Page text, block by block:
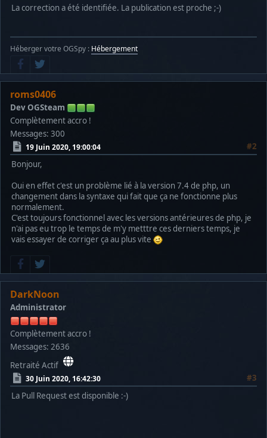
}
die("Parsing Error");
}
logging("Ressources : Insertion table :
$query =
"INSERT INTO
(user_id, date, pos_galaxie,
VALUES ($uid, $timestamp,
$db->sql_query($query);
$idInsert = $db->sql_insertid();
logging("Ressources : Insertion table :
logging("Ressources : Insertion table :
$query =
"INSERT INTO
(id_eXpedition, typeRessource, metal,
VALUES ($idInsert, $typeRess, $met,
$db->sql_query($query);
logging("Ressources : Insertion table :
return true;
}
La correction a été identifiée. La publication est proche ;-)
Héberger votre OGSpy : Hébergement
roms0406
Dev OGSteam
Complètement accro !
Messages: 300
19 Juin 2020, 19:00:04
#2
Bonjour,
Oui en effet c'est un problème lié à la version 7.4 de php, un
changement dans la syntaxe qui fait que ça ne fonctionne plus
normalement.
C'est toujours fonctionnel avec les versions antérieures de php, je
n'ai pas eu trop le temps de m'y metttre ces derniers temps, je
vais essayer de corriger ça au plus vite
DarkNoon
Administrator
Complètement accro !
Messages: 2636
Retraité Actif
30 Juin 2020, 16:42:30
#3
La Pull Request est disponible :-)